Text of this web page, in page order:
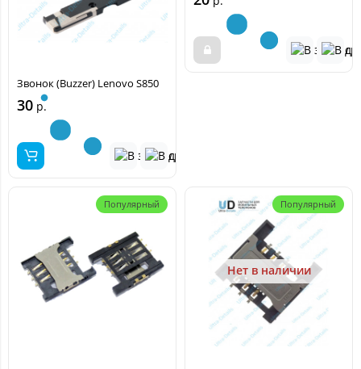
Звонок (Buzzer) Lenovo S850
30 р.
Популярный Популярный
Нет в наличии